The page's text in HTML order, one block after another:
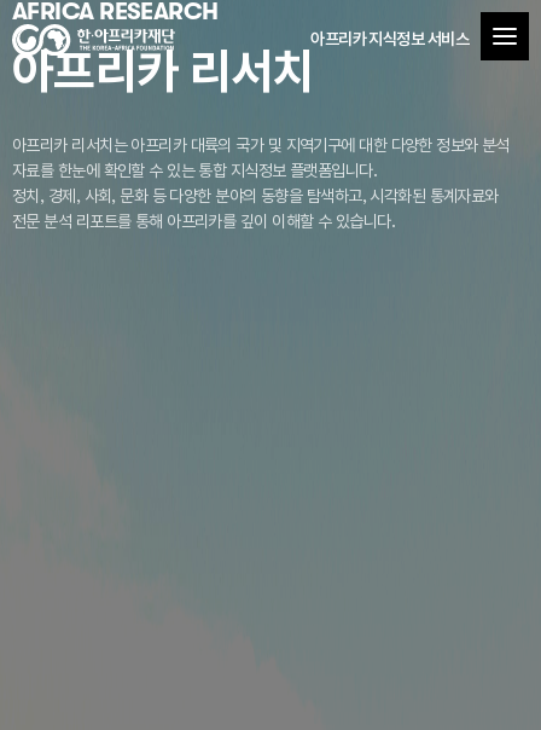
아프리카 지식정보 서비스
AFRICA RESEARCH
아프리카 리서치
아프리카 리서치는 아프리카 대륙의 국가 및 지역기구에 대한 다양한 정보와 분석
자료를 한눈에 확인할 수 있는 통합 지식정보 플랫폼입니다.
정치, 경제, 사회, 문화 등 다양한 분야의 동향을 탐색하고, 시각화된 통계자료와
전문 분석 리포트를 통해 아프리카를 깊이 이해할 수 있습니다.